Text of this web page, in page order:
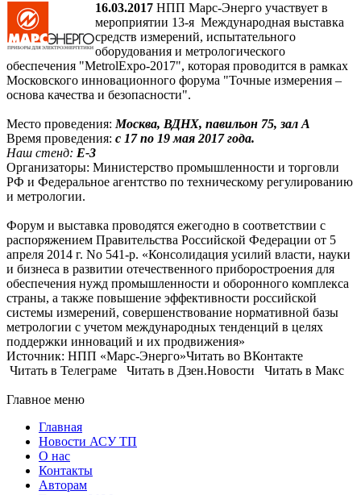
16.03.2017 НПП Марс-Энерго участвует в
мероприятии 13-я Международная выставка
средств измерений, испытательного
оборудования и метрологического
обеспечения "MetrolExpo-2017", которая проводится в рамках
Московского инновационного форума "Точные измерения –
основа качества и безопасности".
Место проведения: Москва, ВДНХ, павильон 75, зал А
Время проведения: с 17 по 19 мая 2017 года.
Наш стенд: Е-3
Организаторы: Министерство промышленности и торговли
РФ и Федеральное агентство по техническому регулированию
и метрологии.
Форум и выставка проводятся ежегодно в соответствии с
распоряжением Правительства Российской Федерации от 5
апреля 2014 г. No 541-р. «Консолидация усилий власти, науки
и бизнеса в развитии отечественного приборостроения для
обеспечения нужд промышленности и оборонного комплекса
страны, а также повышение эффективности российской
системы измерений, совершенствование нормативной базы
метрологии с учетом международных тенденций в целях
поддержки инноваций и их продвижения»
Источник: НПП «Марс-Энерго»Читать во ВКонтакте
Читать в Телеграме Читать в Дзен.Новости Читать в Макс
Главное меню
Главная
Новости АСУ ТП
О нас
Контакты
Авторам